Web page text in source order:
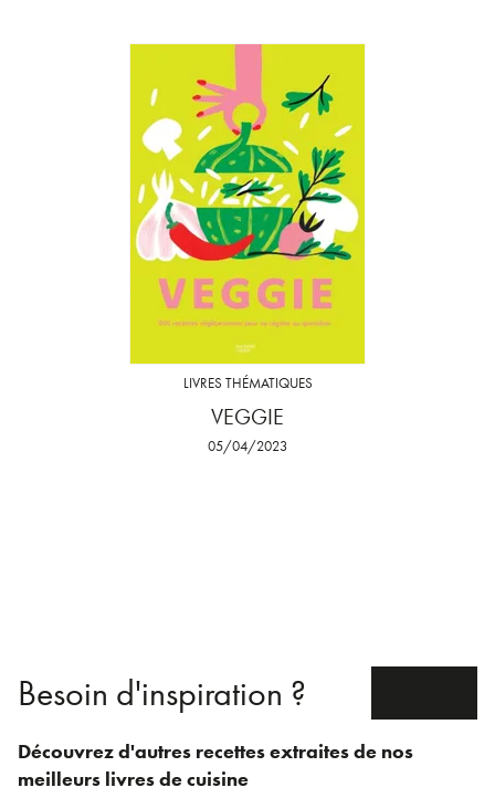
LIVRES THÉMATIQUES
VEGGIE
05/04/2023
Besoin d'inspiration ?
Découvrez d'autres recettes extraites de nos
meilleurs livres de cuisine